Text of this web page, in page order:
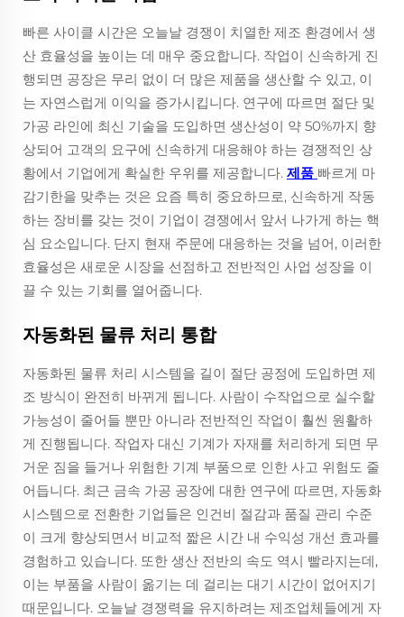
빠른 사이클 시간은 오늘날 경쟁이 치열한 제조 환경에서 생
산 효율성을 높이는 데 매우 중요합니다. 작업이 신속하게 진
행되면 공장은 무리 없이 더 많은 제품을 생산할 수 있고, 이
는 자연스럽게 이익을 증가시킵니다. 연구에 따르면 절단 및
가공 라인에 최신 기술을 도입하면 생산성이 약 50%까지 향
상되어 고객의 요구에 신속하게 대응해야 하는 경쟁적인 상
황에서 기업에게 확실한 우위를 제공합니다. 제품 빠르게 마
감기한을 맞추는 것은 요즘 특히 중요하므로, 신속하게 작동
하는 장비를 갖는 것이 기업이 경쟁에서 앞서 나가게 하는 핵
심 요소입니다. 단지 현재 주문에 대응하는 것을 넘어, 이러한
효율성은 새로운 시장을 선점하고 전반적인 사업 성장을 이
끌 수 있는 기회를 열어줍니다.
자동화된 물류 처리 통합
자동화된 물류 처리 시스템을 길이 절단 공정에 도입하면 제
조 방식이 완전히 바뀌게 됩니다. 사람이 수작업으로 실수할
가능성이 줄어들 뿐만 아니라 전반적인 작업이 훨씬 원활하
게 진행됩니다. 작업자 대신 기계가 자재를 처리하게 되면 무
거운 짐을 들거나 위험한 기계 부품으로 인한 사고 위험도 줄
어듭니다. 최근 금속 가공 공장에 대한 연구에 따르면, 자동화
시스템으로 전환한 기업들은 인건비 절감과 품질 관리 수준
이 크게 향상되면서 비교적 짧은 시간 내 수익성 개선 효과를
경험하고 있습니다. 또한 생산 전반의 속도 역시 빨라지는데,
이는 부품을 사람이 옮기는 데 걸리는 대기 시간이 없어지기
때문입니다. 오늘날 경쟁력을 유지하려는 제조업체들에게 자